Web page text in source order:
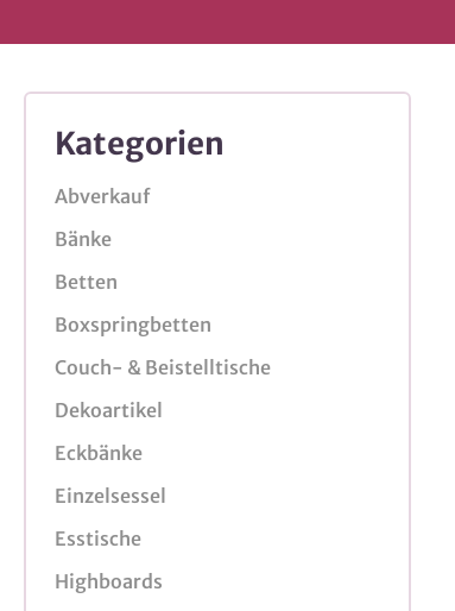
Kategorien
Abverkauf
Bänke
Betten
Boxspringbetten
Couch- & Beistelltische
Dekoartikel
Eckbänke
Einzelsessel
Esstische
Highboards